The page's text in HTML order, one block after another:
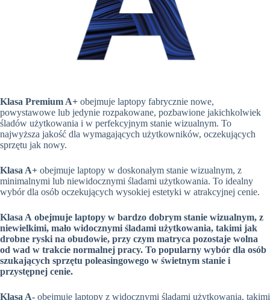
Klasa Premium A+ obejmuje laptopy fabrycznie nowe,
powystawowe lub jedynie rozpakowane, pozbawione jakichkolwiek
śladów użytkowania i w perfekcyjnym stanie wizualnym. To
najwyższa jakość dla wymagających użytkowników, oczekujących
sprzętu jak nowy.
Klasa A+ obejmuje laptopy w doskonałym stanie wizualnym, z
minimalnymi lub niewidocznymi śladami użytkowania. To idealny
wybór dla osób oczekujących wysokiej estetyki w atrakcyjnej cenie.
Klasa A obejmuje laptopy w bardzo dobrym stanie wizualnym, z
niewielkimi, mało widocznymi śladami użytkowania, takimi jak
drobne ryski na obudowie, przy czym matryca pozostaje wolna
od wad w trakcie normalnej pracy. To popularny wybór dla osób
szukających sprzętu poleasingowego w świetnym stanie i
przystępnej cenie.
Klasa A- obejmuje laptopy z widocznymi śladami użytkowania, takimi